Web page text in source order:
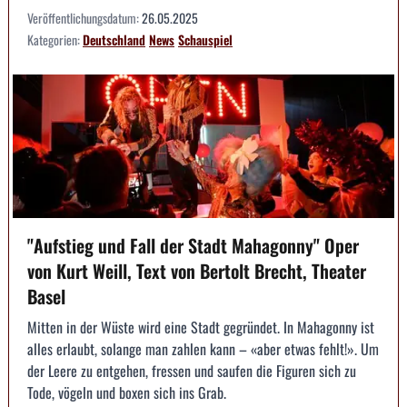
Veröffentlichungsdatum:26.05.2025
Kategorien:DeutschlandNewsSchauspiel
"Aufstieg und Fall der Stadt Mahagonny" Oper
von Kurt Weill, Text von Bertolt Brecht, Theater
Basel
Mitten in der Wüste wird eine Stadt gegründet. In Mahagonny ist
alles erlaubt, solange man zahlen kann – «aber etwas fehlt!». Um
der Leere zu entgehen, fressen und saufen die Figuren sich zu
Tode, vögeln und boxen sich ins Grab.